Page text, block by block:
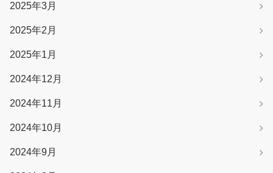
2025年3月
2025年2月
2025年1月
2024年12月
2024年11月
2024年10月
2024年9月